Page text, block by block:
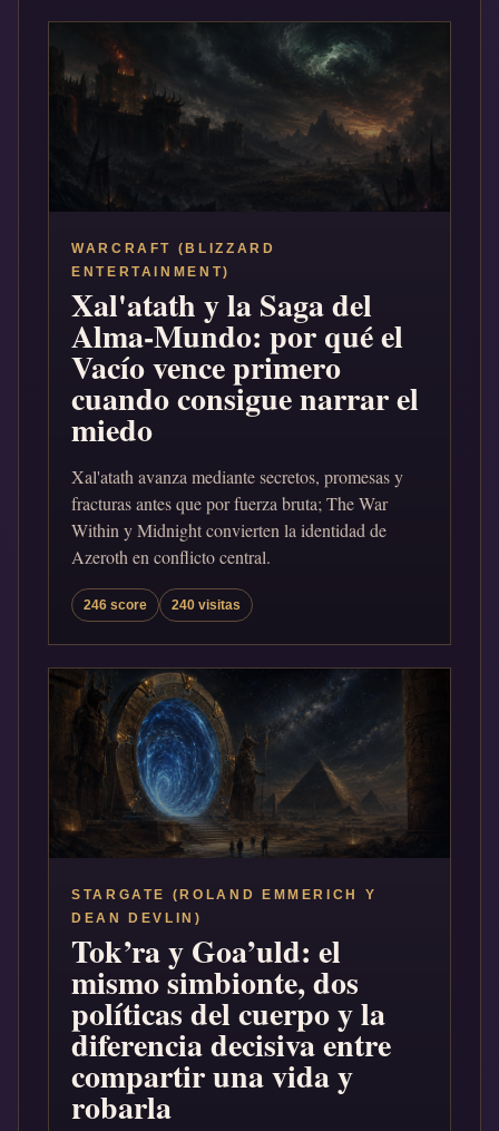
WARCRAFT (BLIZZARD
ENTERTAINMENT)
Xal'atath y la Saga del
Alma-Mundo: por qué el
Vacío vence primero
cuando consigue narrar el
miedo
Xal'atath avanza mediante secretos, promesas y
fracturas antes que por fuerza bruta; The War
Within y Midnight convierten la identidad de
Azeroth en conflicto central.
246 score 240 visitas
STARGATE (ROLAND EMMERICH Y
DEAN DEVLIN)
Tok’ra y Goa’uld: el
mismo simbionte, dos
políticas del cuerpo y la
diferencia decisiva entre
compartir una vida y
robarla